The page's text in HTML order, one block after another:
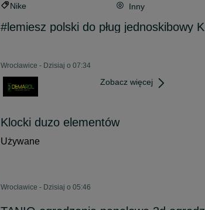
Nike
Inny
#lemiesz polski do pług jednoskibowy
Wrocławice - Dzisiaj o 07:34
Zobacz więcej
Klocki duzo elementów
Używane
Wrocławice - Dzisiaj o 05:46